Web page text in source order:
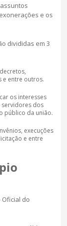
e os
divididas em 3
e entre outros.
os interesses
servidores dos
público da união.
execuções
e entre
do